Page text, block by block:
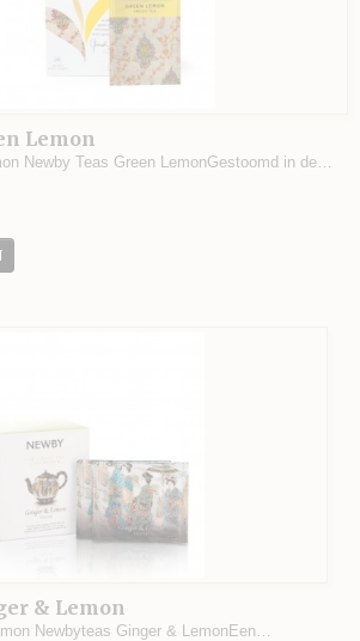
Lemon
Newby Teas Green LemonGestoomd in de…
& Lemon
Newbyteas Ginger & LemonEen…